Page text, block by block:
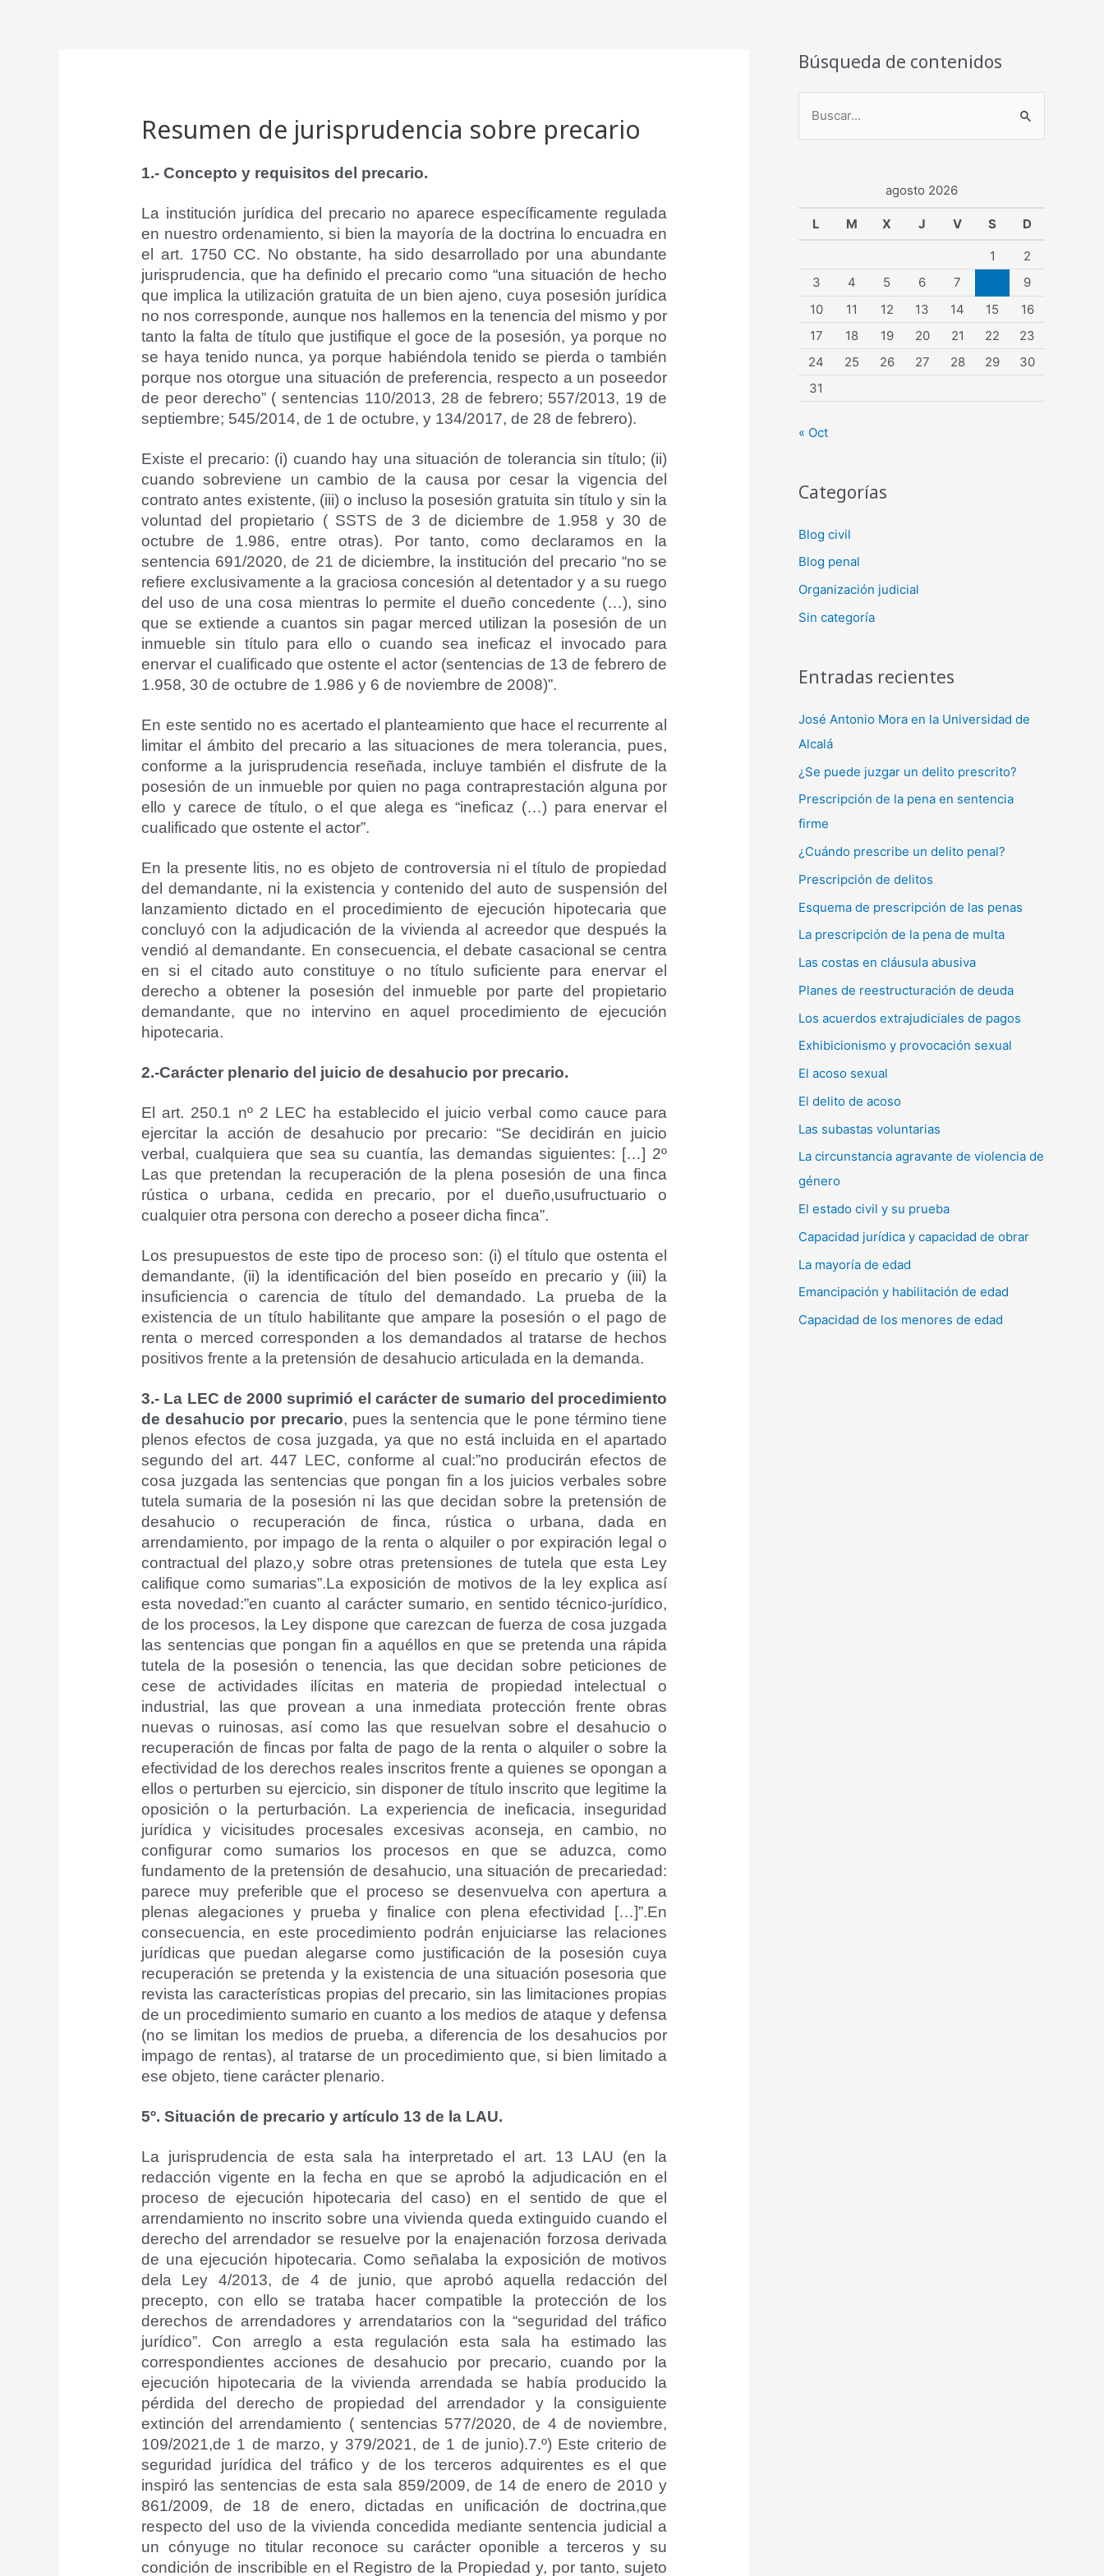
Resumen de jurisprudencia sobre precario
1.- Concepto y requisitos del precario.
La institución jurídica del precario no aparece específicamente regulada
en nuestro ordenamiento, si bien la mayoría de la doctrina lo encuadra en
el art. 1750 CC. No obstante, ha sido desarrollado por una abundante
jurisprudencia, que ha definido el precario como “una situación de hecho
que implica la utilización gratuita de un bien ajeno, cuya posesión jurídica
no nos corresponde, aunque nos hallemos en la tenencia del mismo y por
tanto la falta de título que justifique el goce de la posesión, ya porque no
se haya tenido nunca, ya porque habiéndola tenido se pierda o también
porque nos otorgue una situación de preferencia, respecto a un poseedor
de peor derecho” ( sentencias 110/2013, 28 de febrero; 557/2013, 19 de
septiembre; 545/2014, de 1 de octubre, y 134/2017, de 28 de febrero).
Existe el precario: (i) cuando hay una situación de tolerancia sin título; (ii)
cuando sobreviene un cambio de la causa por cesar la vigencia del
contrato antes existente, (iii) o incluso la posesión gratuita sin título y sin la
voluntad del propietario ( SSTS de 3 de diciembre de 1.958 y 30 de
octubre de 1.986, entre otras). Por tanto, como declaramos en la
sentencia 691/2020, de 21 de diciembre, la institución del precario “no se
refiere exclusivamente a la graciosa concesión al detentador y a su ruego
del uso de una cosa mientras lo permite el dueño concedente (…), sino
que se extiende a cuantos sin pagar merced utilizan la posesión de un
inmueble sin título para ello o cuando sea ineficaz el invocado para
enervar el cualificado que ostente el actor (sentencias de 13 de febrero de
1.958, 30 de octubre de 1.986 y 6 de noviembre de 2008)”.
En este sentido no es acertado el planteamiento que hace el recurrente al
limitar el ámbito del precario a las situaciones de mera tolerancia, pues,
conforme a la jurisprudencia reseñada, incluye también el disfrute de la
posesión de un inmueble por quien no paga contraprestación alguna por
ello y carece de título, o el que alega es “ineficaz (…) para enervar el
cualificado que ostente el actor”.
En la presente litis, no es objeto de controversia ni el título de propiedad
del demandante, ni la existencia y contenido del auto de suspensión del
lanzamiento dictado en el procedimiento de ejecución hipotecaria que
concluyó con la adjudicación de la vivienda al acreedor que después la
vendió al demandante. En consecuencia, el debate casacional se centra
en si el citado auto constituye o no título suficiente para enervar el
derecho a obtener la posesión del inmueble por parte del propietario
demandante, que no intervino en aquel procedimiento de ejecución
hipotecaria.
2.-Carácter plenario del juicio de desahucio por precario.
El art. 250.1 nº 2 LEC ha establecido el juicio verbal como cauce para
ejercitar la acción de desahucio por precario: “Se decidirán en juicio
verbal, cualquiera que sea su cuantía, las demandas siguientes: […] 2º
Las que pretendan la recuperación de la plena posesión de una finca
rústica o urbana, cedida en precario, por el dueño,usufructuario o
cualquier otra persona con derecho a poseer dicha finca”.
Los presupuestos de este tipo de proceso son: (i) el título que ostenta el
demandante, (ii) la identificación del bien poseído en precario y (iii) la
insuficiencia o carencia de título del demandado. La prueba de la
existencia de un título habilitante que ampare la posesión o el pago de
renta o merced corresponden a los demandados al tratarse de hechos
positivos frente a la pretensión de desahucio articulada en la demanda.
3.- La LEC de 2000 suprimió el carácter de sumario del procedimiento
de desahucio por precario, pues la sentencia que le pone término tiene
plenos efectos de cosa juzgada, ya que no está incluida en el apartado
segundo del art. 447 LEC, conforme al cual:”no producirán efectos de
cosa juzgada las sentencias que pongan fin a los juicios verbales sobre
tutela sumaria de la posesión ni las que decidan sobre la pretensión de
desahucio o recuperación de finca, rústica o urbana, dada en
arrendamiento, por impago de la renta o alquiler o por expiración legal o
contractual del plazo,y sobre otras pretensiones de tutela que esta Ley
califique como sumarias”.La exposición de motivos de la ley explica así
esta novedad:”en cuanto al carácter sumario, en sentido técnico-jurídico,
de los procesos, la Ley dispone que carezcan de fuerza de cosa juzgada
las sentencias que pongan fin a aquéllos en que se pretenda una rápida
tutela de la posesión o tenencia, las que decidan sobre peticiones de
cese de actividades ilícitas en materia de propiedad intelectual o
industrial, las que provean a una inmediata protección frente obras
nuevas o ruinosas, así como las que resuelvan sobre el desahucio o
recuperación de fincas por falta de pago de la renta o alquiler o sobre la
efectividad de los derechos reales inscritos frente a quienes se opongan a
ellos o perturben su ejercicio, sin disponer de título inscrito que legitime la
oposición o la perturbación. La experiencia de ineficacia, inseguridad
jurídica y vicisitudes procesales excesivas aconseja, en cambio, no
configurar como sumarios los procesos en que se aduzca, como
fundamento de la pretensión de desahucio, una situación de precariedad:
parece muy preferible que el proceso se desenvuelva con apertura a
plenas alegaciones y prueba y finalice con plena efectividad […]”.En
consecuencia, en este procedimiento podrán enjuiciarse las relaciones
jurídicas que puedan alegarse como justificación de la posesión cuya
recuperación se pretenda y la existencia de una situación posesoria que
revista las características propias del precario, sin las limitaciones propias
de un procedimiento sumario en cuanto a los medios de ataque y defensa
(no se limitan los medios de prueba, a diferencia de los desahucios por
impago de rentas), al tratarse de un procedimiento que, si bien limitado a
ese objeto, tiene carácter plenario.
5º. Situación de precario y artículo 13 de la LAU.
La jurisprudencia de esta sala ha interpretado el art. 13 LAU
(en la
redacción vigente en la fecha en que se aprobó la adjudicación en el
proceso de ejecución hipotecaria del caso) en el sentido de que el
arrendamiento no inscrito sobre una vivienda queda extinguido cuando el
derecho del arrendador se resuelve por la enajenación forzosa derivada
de una ejecución hipotecaria. Como señalaba la exposición de motivos
dela Ley 4/2013, de 4 de junio, que aprobó aquella redacción del
precepto, con ello se trataba hacer compatible la protección de los
derechos de arrendadores y arrendatarios con la “seguridad del tráfico
jurídico”. Con arreglo a esta regulación esta sala ha estimado las
correspondientes acciones de desahucio por precario, cuando por la
ejecución hipotecaria de la vivienda arrendada se había producido la
pérdida del derecho de propiedad del arrendador y la consiguiente
extinción del arrendamiento ( sentencias 577/2020, de 4 de noviembre,
109/2021,de 1 de marzo, y 379/2021, de 1 de junio).7.º) Este criterio de
seguridad jurídica del tráfico y de los terceros adquirentes es el que
inspiró las sentencias de esta sala 859/2009, de 14 de enero de 2010 y
861/2009, de 18 de enero, dictadas en unificación de doctrina,que
respecto del uso de la vivienda concedida mediante sentencia judicial a
un cónyuge no titular reconoce su carácter oponible a terceros y su
condición de inscribible en el Registro de la Propiedad y, por tanto, sujeto
Búsqueda de contenidos
u
r
p
agosto 2026
L M X J V S D
1
2
3
4 5 6 7
9
10
11 12 13 14 15
16
17
18 19 20 21 22
23
24
25 26 27 28 29
30
31
« Oct
Categorías
Blog civil
Blog penal
Organización judicial
Sin categoría
Entradas recientes
José Antonio Mora en la Universidad de
Alcalá
¿Se puede juzgar un delito prescrito?
Prescripción de la pena en sentencia
firme
¿Cuándo prescribe un delito penal?
Prescripción de delitos
Esquema de prescripción de las penas
La prescripción de la pena de multa
Las costas en cláusula abusiva
Planes de reestructuración de deuda
Los acuerdos extrajudiciales de pagos
Exhibicionismo y provocación sexual
El acoso sexual
El delito de acoso
Las subastas voluntarias
La circunstancia agravante de violencia de
género
El estado civil y su prueba
Capacidad jurídica y capacidad de obrar
La mayoría de edad
Emancipación y habilitación de edad
Capacidad de los menores de edad